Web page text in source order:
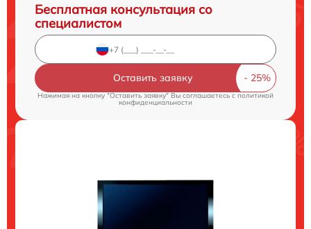
Бесплатная консультация со
специалистом
Оставить заявку
Нажимая на кнопку "Оставить заявку" Вы соглашаетесь c политикой
конфиденциальности